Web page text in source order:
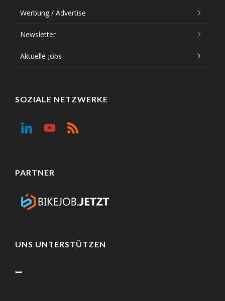
Werbung / Advertise
Newsletter
Aktuelle Jobs
SOZIALE NETZWERKE
PARTNER
UNS UNTERSTÜTZEN